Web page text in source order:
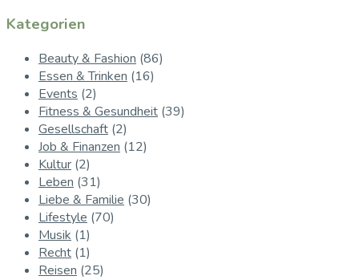
Kategorien
Beauty & Fashion (86)
Essen & Trinken (16)
Events (2)
Fitness & Gesundheit (39)
Gesellschaft (2)
Job & Finanzen (12)
Kultur (2)
Leben (31)
Liebe & Familie (30)
Lifestyle (70)
Musik (1)
Recht (1)
Reisen (25)